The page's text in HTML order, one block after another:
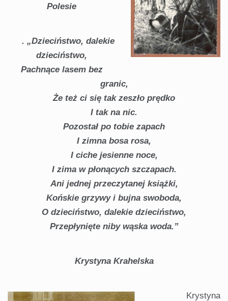
Polesie
. „Dzieciństwo, dalekie
dzieciństwo,
Pachnące lasem bez
granic,
Że też ci się tak zeszło prędko
I tak na nic.
Pozostał po tobie zapach
I zimna bosa rosa,
I ciche jesienne noce,
I zima w płonących szczapach.
Ani jednej przeczytanej książki,
Końskie grzywy i bujna swoboda,
O dzieciństwo, dalekie dzieciństwo,
Przepłynięte niby wąska woda.”
Krystyna Krahelska
Krystyna